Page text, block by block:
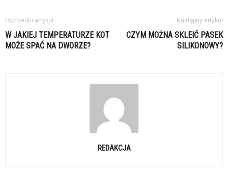
Poprzedni artykuł
W JAKIEJ TEMPERATURZE KOT
MOŻE SPAĆ NA DWORZE?
Następny artykuł
CZYM MOŻNA SKLEIĆ PASEK
SILIKONOWY?
REDAKCJA